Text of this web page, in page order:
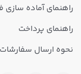
راهنمای آماده سازی
راهنمای پرداخت
نحوه ارسال سفارشات